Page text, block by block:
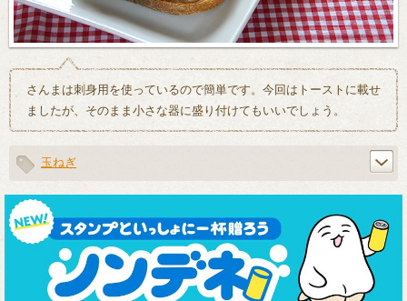
さんまは刺身用を使っているので簡単です。今回はトーストに載せ
ましたが、そのまま小さな器に盛り付けてもいいでしょう。
玉ねぎ